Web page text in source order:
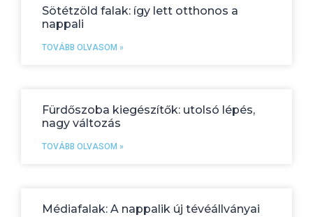
Sötétzöld falak: így lett otthonos a
nappali
TOVÁBB OLVASOM »
Fürdőszoba kiegészítők: utolsó lépés,
nagy változás
TOVÁBB OLVASOM »
Médiafalak: A nappalik új tévéállványai